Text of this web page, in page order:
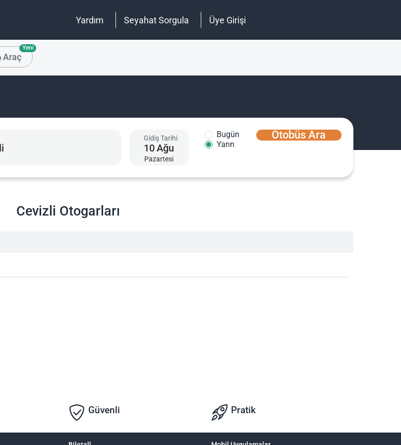
Yardım Seyahat Sorgula Üye Girişi
Araç
Yeni
Gidiş Tarihi
10Ağu
Pazartesi
Bugün
Yarın
Otobüs Ara
Cevizli Otogarları
Güvenli Pratik